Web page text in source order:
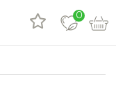
0